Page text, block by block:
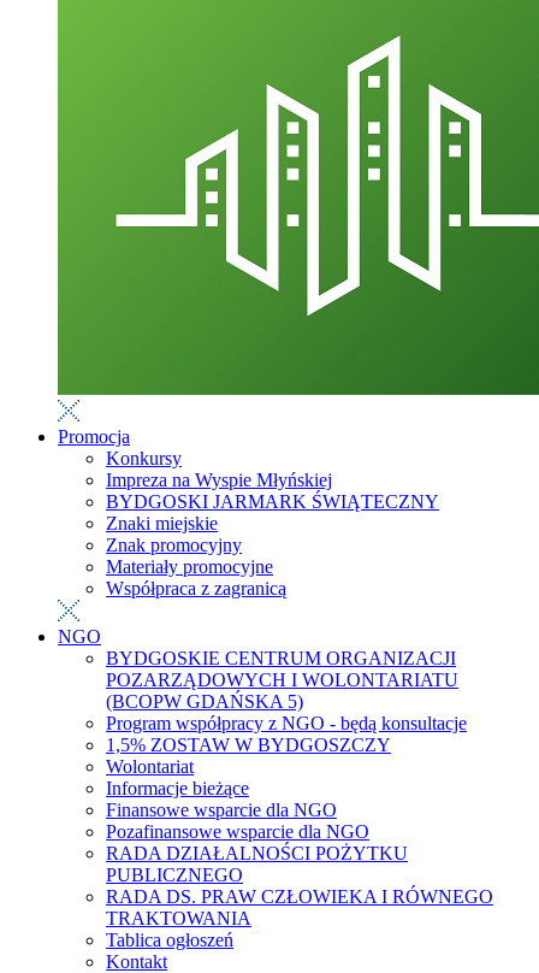
Promocja
Konkursy
Impreza na Wyspie Młyńskiej
BYDGOSKI JARMARK ŚWIĄTECZNY
Znaki miejskie
Znak promocyjny
Materiały promocyjne
Współpraca z zagranicą
NGO
BYDGOSKIE CENTRUM ORGANIZACJI
POZARZĄDOWYCH I WOLONTARIATU
(BCOPW GDAŃSKA 5)
Program współpracy z NGO - będą konsultacje
1,5% ZOSTAW W BYDGOSZCZY
Wolontariat
Informacje bieżące
Finansowe wsparcie dla NGO
Pozafinansowe wsparcie dla NGO
RADA DZIAŁALNOŚCI POŻYTKU
PUBLICZNEGO
RADA DS. PRAW CZŁOWIEKA I RÓWNEGO
TRAKTOWANIA
Tablica ogłoszeń
Kontakt